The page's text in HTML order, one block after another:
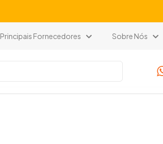
Principais Fornecedores Sobre Nós